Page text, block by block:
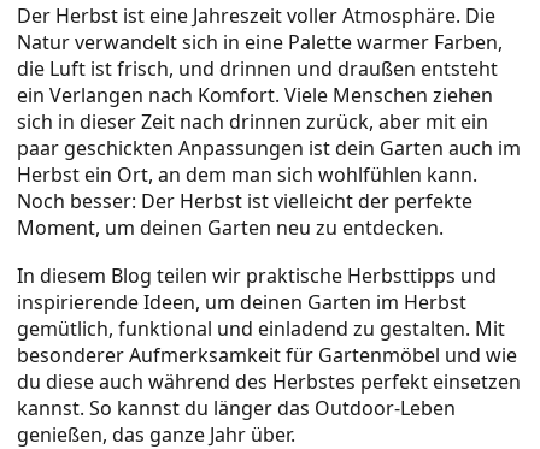
Der Herbst ist eine Jahreszeit voller Atmosphäre. Die
Natur verwandelt sich in eine Palette warmer Farben,
die Luft ist frisch, und drinnen und draußen entsteht
ein Verlangen nach Komfort. Viele Menschen ziehen
sich in dieser Zeit nach drinnen zurück, aber mit ein
paar geschickten Anpassungen ist dein Garten auch im
Herbst ein Ort, an dem man sich wohlfühlen kann.
Noch besser: Der Herbst ist vielleicht der perfekte
Moment, um deinen Garten neu zu entdecken.
In diesem Blog teilen wir praktische Herbsttipps und
inspirierende Ideen, um deinen Garten im Herbst
gemütlich, funktional und einladend zu gestalten. Mit
besonderer Aufmerksamkeit für Gartenmöbel und wie
du diese auch während des Herbstes perfekt einsetzen
kannst. So kannst du länger das Outdoor-Leben
genießen, das ganze Jahr über.